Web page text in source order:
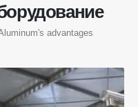
advantages